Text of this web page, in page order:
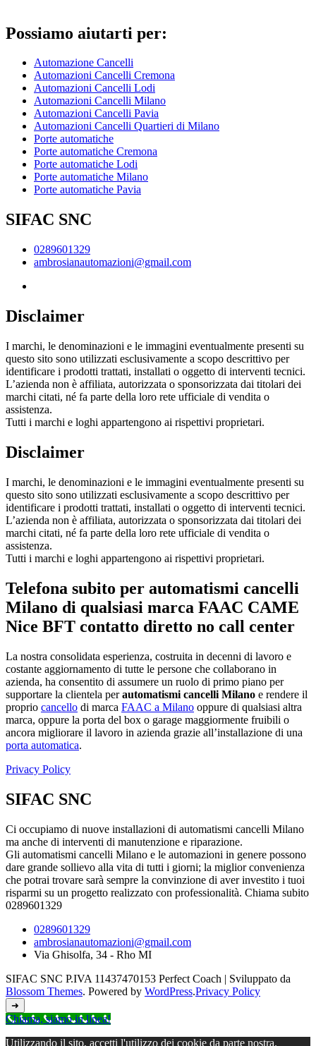
Possiamo aiutarti per:
Automazione Cancelli
Automazioni Cancelli Cremona
Automazioni Cancelli Lodi
Automazioni Cancelli Milano
Automazioni Cancelli Pavia
Automazioni Cancelli Quartieri di Milano
Porte automatiche
Porte automatiche Cremona
Porte automatiche Lodi
Porte automatiche Milano
Porte automatiche Pavia
SIFAC SNC
0289601329
ambrosianautomazioni@gmail.com
Disclaimer
I marchi, le denominazioni e le immagini eventualmente presenti su
questo sito sono utilizzati esclusivamente a scopo descrittivo per
identificare i prodotti trattati, installati o oggetto di interventi tecnici.
L’azienda non è affiliata, autorizzata o sponsorizzata dai titolari dei
marchi citati, né fa parte della loro rete ufficiale di vendita o
assistenza.
Tutti i marchi e loghi appartengono ai rispettivi proprietari.
Disclaimer
I marchi, le denominazioni e le immagini eventualmente presenti su
questo sito sono utilizzati esclusivamente a scopo descrittivo per
identificare i prodotti trattati, installati o oggetto di interventi tecnici.
L’azienda non è affiliata, autorizzata o sponsorizzata dai titolari dei
marchi citati, né fa parte della loro rete ufficiale di vendita o
assistenza.
Tutti i marchi e loghi appartengono ai rispettivi proprietari.
Telefona subito per automatismi cancelli
Milano di qualsiasi marca FAAC CAME
Nice BFT contatto diretto no call center
La nostra consolidata esperienza, costruita in decenni di lavoro e
costante aggiornamento di tutte le persone che collaborano in
azienda, ha consentito di assumere un ruolo di primo piano per
supportare la clientela perautomatismi cancelli Milano e rendere il
proprio cancello di marca FAAC a Milano oppure di qualsiasi altra
marca, oppure la porta del box o garage maggiormente fruibili o
ancora migliorare il lavoro in azienda grazie all’installazione di una
porta automatica.
Privacy Policy
SIFAC SNC
Ci occupiamo di nuove installazioni di automatismi cancelli Milano
ma anche di interventi di manutenzione e riparazione.
Gli automatismi cancelli Milano e le automazioni in genere possono
dare grande sollievo alla vita di tutti i giorni; la miglior convenienza
che potrai trovare sarà sempre la convinzione di aver investito i tuoi
risparmi su un progetto realizzato con professionalità. Chiama subito
0289601329
0289601329
ambrosianautomazioni@gmail.com
Via Ghisolfa, 34 - Rho MI
SIFAC SNC P.IVA 11437470153 Perfect Coach | Sviluppato da
Blossom Themes. Powered by WordPress.Privacy Policy
➜
Chiama, siamo in linea!
Utilizzando il sito, accetti l'utilizzo dei cookie da parte nostra.